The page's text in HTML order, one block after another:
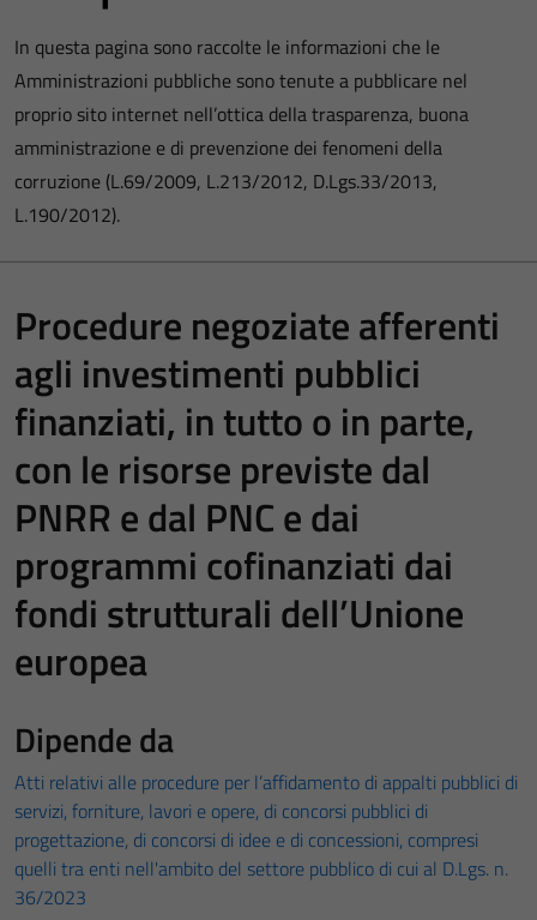
In questa pagina sono raccolte le informazioni che le
Amministrazioni pubbliche sono tenute a pubblicare nel
proprio sito internet nell’ottica della trasparenza, buona
amministrazione e di prevenzione dei fenomeni della
corruzione (L.69/2009, L.213/2012, D.Lgs.33/2013,
L.190/2012).
Procedure negoziate afferenti
agli investimenti pubblici
finanziati, in tutto o in parte,
con le risorse previste dal
PNRR e dal PNC e dai
programmi cofinanziati dai
fondi strutturali dell’Unione
europea
Dipende da
Atti relativi alle procedure per l’affidamento di appalti pubblici di
servizi, forniture, lavori e opere, di concorsi pubblici di
progettazione, di concorsi di idee e di concessioni, compresi
quelli tra enti nell'ambito del settore pubblico di cui al D.Lgs. n.
36/2023